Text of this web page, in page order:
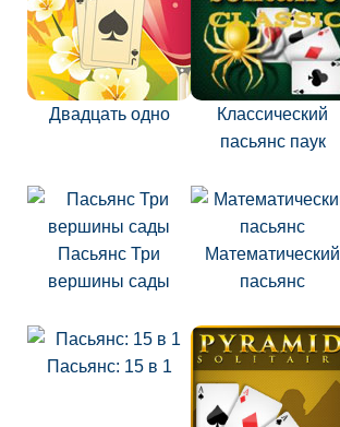
Двадцать одно
Классический
пасьянс паук
Пасьянс Три
вершины сады
Математический
пасьянс
Пасьянс: 15 в 1